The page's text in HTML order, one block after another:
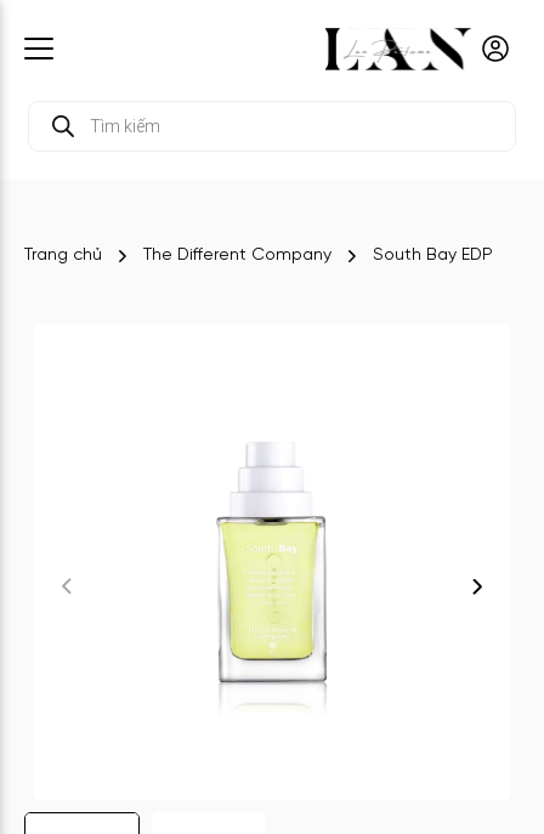
kiếm
Trang chủ The Different Company South Bay EDP